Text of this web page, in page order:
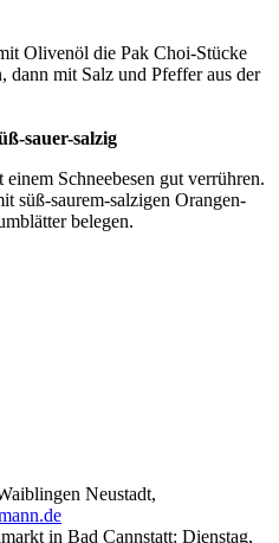
Olivenöl die Pak Choi-Stücke
dann mit Salz und Pfeffer aus der
sauer-salzig
Schneebesen gut verrühren.
süß-saurem-salzigen Orangen-
belegen.
Neustadt,
in Bad Cannstatt: Dienstag,